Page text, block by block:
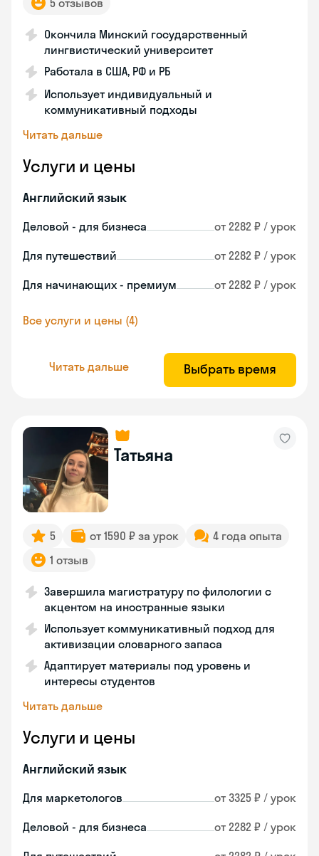
5 отзывов
Окончила Минский государственный
лингвистический университет
Работала в США, РФ и РБ
Использует индивидуальный и
коммуникативный подходы
Читать дальше
Услуги и цены
Английский язык
Деловой - для бизнеса от 2282 ₽ / урок
Для путешествий от 2282 ₽ / урок
Для начинающих - премиум от 2282 ₽ / урок
Все услуги и цены (4)
Читать дальше Выбрать время
Татьяна
5 от 1590 ₽ за урок
4 года опыта
1 отзыв
Завершила магистратуру по филологии с
акцентом на иностранные языки
Использует коммуникативный подход для
активизации словарного запаса
Адаптирует материалы под уровень и
интересы студентов
Читать дальше
Услуги и цены
Английский язык
Для маркетологов от 3325 ₽ / урок
Деловой - для бизнеса от 2282 ₽ / урок